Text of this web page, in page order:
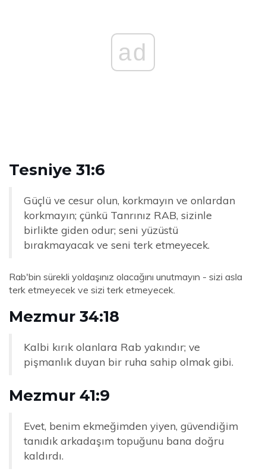
ad
Tesniye 31:6
Güçlü ve cesur olun, korkmayın ve onlardan
korkmayın; çünkü Tanrınız RAB, sizinle
birlikte giden odur; seni yüzüstü
bırakmayacak ve seni terk etmeyecek.
Rab'bin sürekli yoldaşınız olacağını unutmayın - sizi asla
terk etmeyecek ve sizi terk etmeyecek.
Mezmur 34:18
Kalbi kırık olanlara Rab yakındır; ve
pişmanlık duyan bir ruha sahip olmak gibi.
Mezmur 41:9
Evet, benim ekmeğimden yiyen, güvendiğim
tanıdık arkadaşım topuğunu bana doğru
kaldırdı.